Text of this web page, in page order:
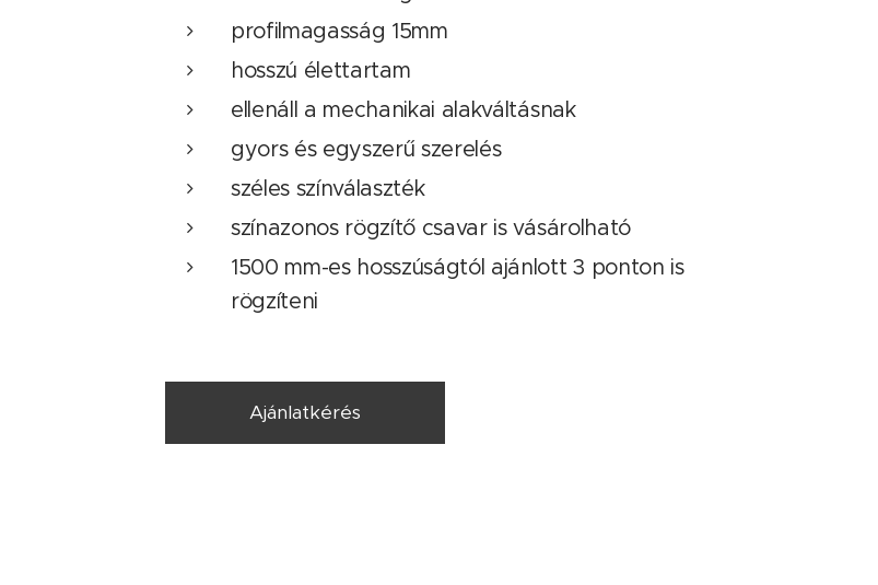
profilmagasság 15mm
hosszú élettartam
ellenáll a mechanikai alakváltásnak
gyors és egyszerű szerelés
széles színválaszték
színazonos rögzítő csavar is vásárolható
1500 mm-es hosszúságtól ajánlott 3 ponton is
rögzíteni
Ajánlatkérés